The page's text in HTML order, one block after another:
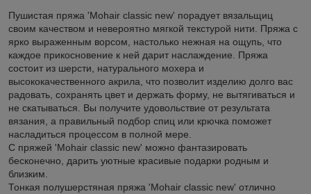
Пушистая пряжа 'Mohair classic new' порадует вязальщиц
своим качеством и невероятно мягкой текстурой нити. Пряжа с
ярко выраженным ворсом, настолько нежная на ощупь, что
каждое прикосновение к ней дарит наслаждение. Пряжа
состоит из шерсти, натурального мохера и
высококачественного акрила, что позволит изделию долго вас
радовать, сохранять цвет и держать форму, не вытягиваться и
не скатываться. Вы получите удовольствие от результата
вязания, а правильный подбор спиц или крючка поможет
насладиться процессом в полной мере.
С пряжей 'Mohair classic new' можно фантазировать
бесконечно, дарить уютные красивые подарки родным и
близким.
Тонкая полушерстяная пряжа 'Mohair classic new' отлично